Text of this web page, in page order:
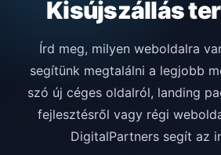
Kisújszállás
Írd meg, milyen weboldalra
segítünk megtalálni a legjobb
szó új céges oldalról, landing
fejlesztésről vagy régi
DigitalPartners segít az